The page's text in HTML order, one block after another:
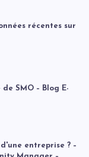
récentes sur
SMO – Blog E-
entreprise ? –